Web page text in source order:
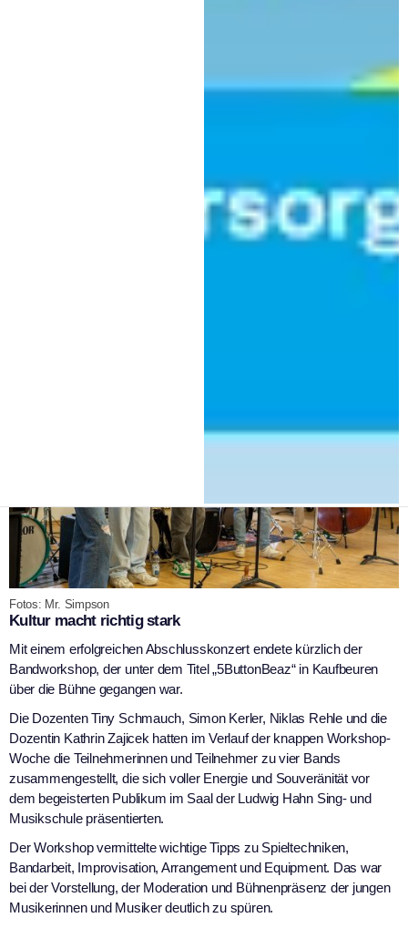
Abschlusskonzert des
Bandworkshops 5ButtonBeaz in
Fotos: Mr. Simpson
Kultur macht richtig stark
Mit einem erfolgreichen Abschlusskonzert endete kürzlich der
Bandworkshop, der unter dem Titel „5ButtonBeaz“ in Kaufbeuren
über die Bühne gegangen war.
Die Dozenten Tiny Schmauch, Simon Kerler, Niklas Rehle und die
Dozentin Kathrin Zajicek hatten im Verlauf der knappen Workshop-
Woche die Teilnehmerinnen und Teilnehmer zu vier Bands
zusammengestellt, die sich voller Energie und Souveränität vor
dem begeisterten Publikum im Saal der Ludwig Hahn Sing- und
Musikschule präsentierten.
Der Workshop vermittelte wichtige Tipps zu Spieltechniken,
Bandarbeit, Improvisation, Arrangement und Equipment. Das war
bei der Vorstellung, der Moderation und Bühnenpräsenz der jungen
Musikerinnen und Musiker deutlich zu spüren.